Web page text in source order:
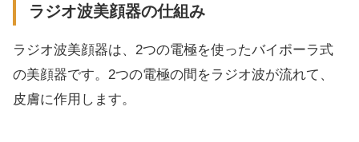
う！
ラジオ波美顔器の仕組み
ラジオ波美顔器は、2つの電極を使ったバイポーラ式
の美顔器です。2つの電極の間をラジオ波が流れて、
皮膚に作用します。